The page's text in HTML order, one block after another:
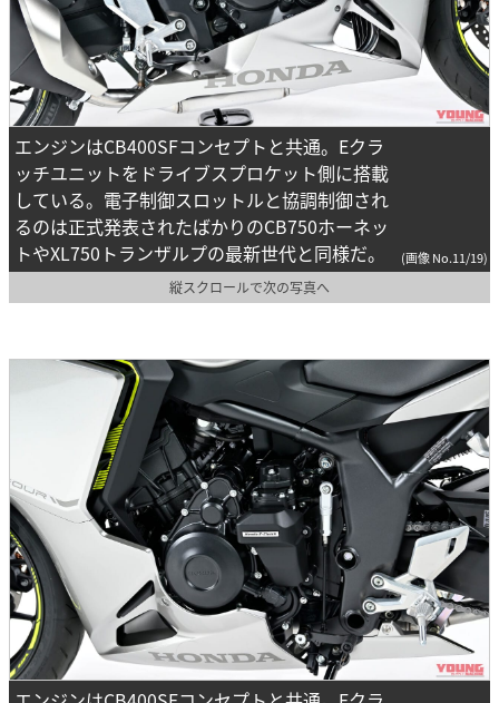
エンジンはCB400SFコンセプトと共通。Eクラ
ッチユニットをドライブスプロケット側に搭載
している。電子制御スロットルと協調制御され
るのは正式発表されたばかりのCB750ホーネッ
トやXL750トランザルプの最新世代と同様だ。
(画像 No.11/19)
縦スクロールで次の写真へ